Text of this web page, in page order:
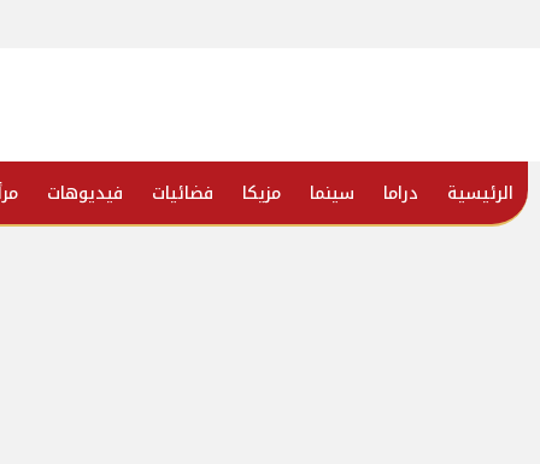
الرئيسية دراما سينما مزيكا فضائيات فيديوهات